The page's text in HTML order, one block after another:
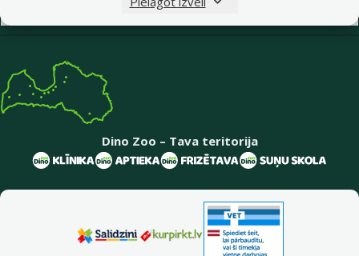
Uzņēmuma informācija
Dino Zoo – Tava teritorija